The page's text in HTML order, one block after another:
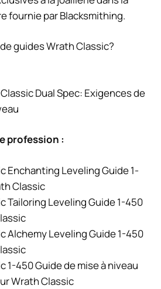
fournie par Blacksmithing.
guides Wrath Classic?
Dual Spec: Exigences de
profession :
Enchanting Leveling Guide 1-
Classic
Tailoring Leveling Guide 1-450
Alchemy Leveling Guide 1-450
1-450 Guide de mise à niveau
Wrath Classic